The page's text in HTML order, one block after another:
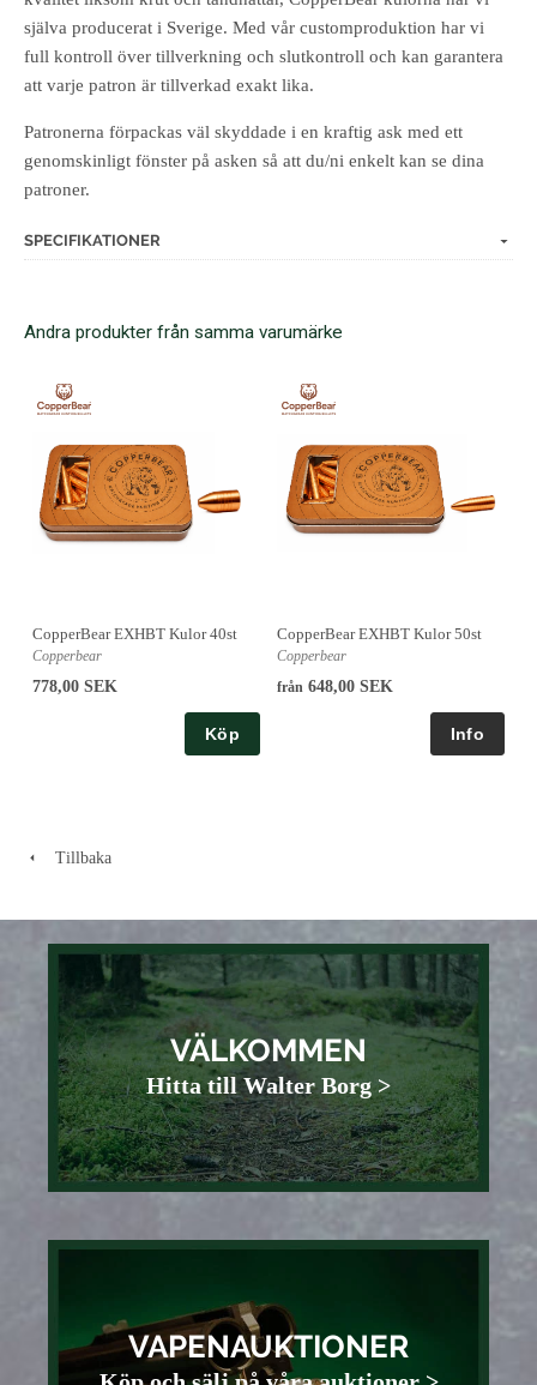
själva producerat i Sverige. Med vår customproduktion har vi
full kontroll över tillverkning och slutkontroll och kan garantera
att varje patron är tillverkad exakt lika.
Patronerna förpackas väl skyddade i en kraftig ask med ett
genomskinligt fönster på asken så att du/ni enkelt kan se dina
patroner.
SPECIFIKATIONER
Andra produkter från samma varumärke
CopperBear EXHBT Kulor 40st
Copperbear
778,00 SEK
Köp
CopperBear EXHBT Kulor 50st
Copperbear
från 648,00 SEK
Tillbaka
VÄLKOMMEN
Hitta till Walter Borg >
VAPENAUKTIONER